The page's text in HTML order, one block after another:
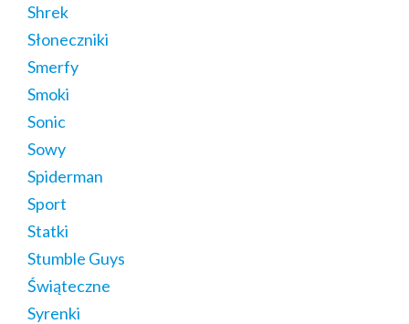
Shrek
Słoneczniki
Smerfy
Smoki
Sonic
Sowy
Spiderman
Sport
Statki
Stumble Guys
Świąteczne
Syrenki